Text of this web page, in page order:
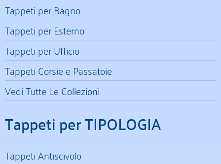
Tappeti per Bagno
Tappeti per Esterno
Tappeti per Ufficio
Tappeti Corsie e Passatoie
Vedi Tutte Le Collezioni
Tappeti per TIPOLOGIA
Tappeti Antiscivolo